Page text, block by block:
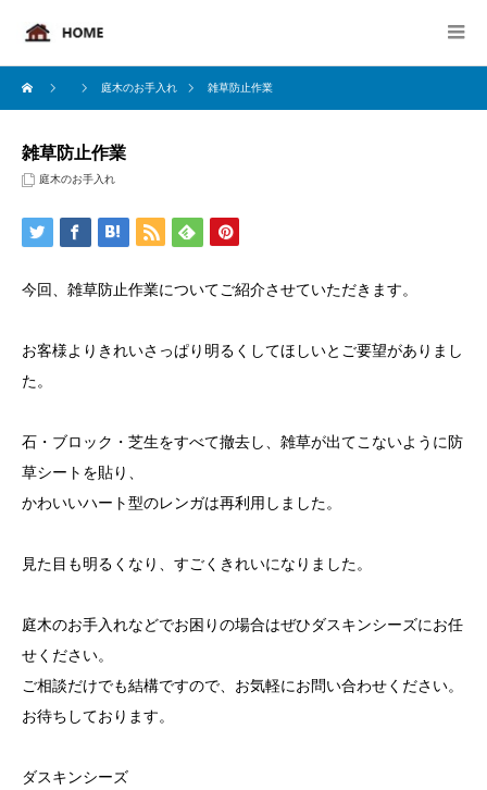
庭木のお手入れ 雑草防止作業
雑草防止作業
庭木のお手入れ
今回、雑草防止作業についてご紹介させていただきます。
お客様よりきれいさっぱり明るくしてほしいとご要望がありまし
た。
石・ブロック・芝生をすべて撤去し、雑草が出てこないように防
草シートを貼り、
かわいいハート型のレンガは再利用しました。
見た目も明るくなり、すごくきれいになりました。
庭木のお手入れなどでお困りの場合はぜひダスキンシーズにお任
せください。
ご相談だけでも結構ですので、お気軽にお問い合わせください。
お待ちしております。
ダスキンシーズ